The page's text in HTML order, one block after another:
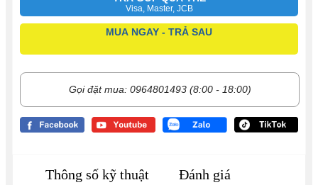
Visa, Master, JCB
MUA NGAY - TRẢ SAU
Gọi đặt mua: 0964801493 (8:00 - 18:00)
Thông số kỹ thuật Đánh giá